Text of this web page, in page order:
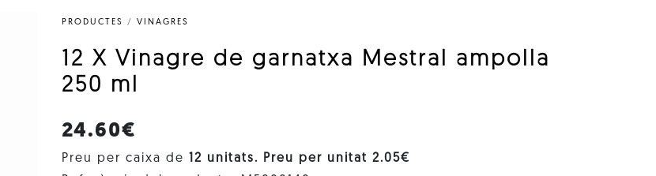
PRODUCTES / VINAGRES
12 X Vinagre de garnatxa Mestral ampolla
250 ml
24.60€
Preu per caixa de
12 unitats. Preu per unitat 2.05€